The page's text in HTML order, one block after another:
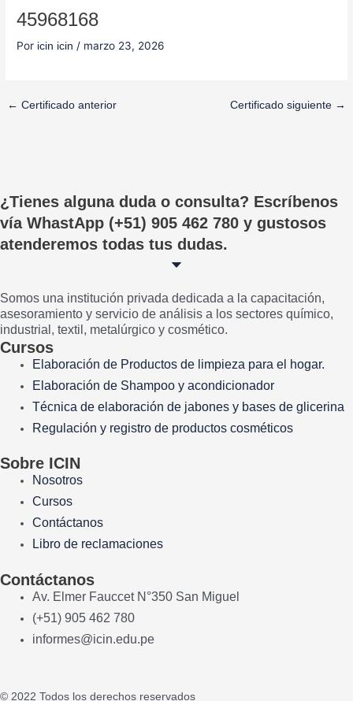
45968168
Por icin icin / marzo 23, 2026
← Certificado anterior Certificado siguiente →
¿Tienes alguna duda o consulta? Escríbenos
vía WhastApp (+51) 905 462 780 y gustosos
atenderemos todas tus dudas.
Somos una institución privada dedicada a la capacitación,
asesoramiento y servicio de análisis a los sectores químico,
industrial, textil, metalúrgico y cosmético.
Cursos
Elaboración de Productos de limpieza para el hogar.
Elaboración de Shampoo y acondicionador
Técnica de elaboración de jabones y bases de glicerina
Regulación y registro de productos cosméticos
Sobre ICIN
Nosotros
Cursos
Contáctanos
Libro de reclamaciones
Contáctanos
Av. Elmer Fauccet N°350 San Miguel
(+51) 905 462 780
informes@icin.edu.pe
© 2022 Todos los derechos reservados